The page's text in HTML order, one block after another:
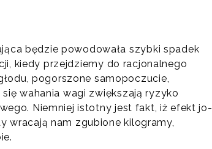
będzie powodowała szybki spadek
kiedy przejdziemy do racjonalnego
pogorszone samopoczucie,
wahania wagi zwiększają ryzyko
Niemniej istotny jest fakt, iż efekt jo-
wracają nam zgubione kilogramy,